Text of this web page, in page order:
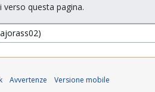
questa pagina.
Avvertenze Versione mobile